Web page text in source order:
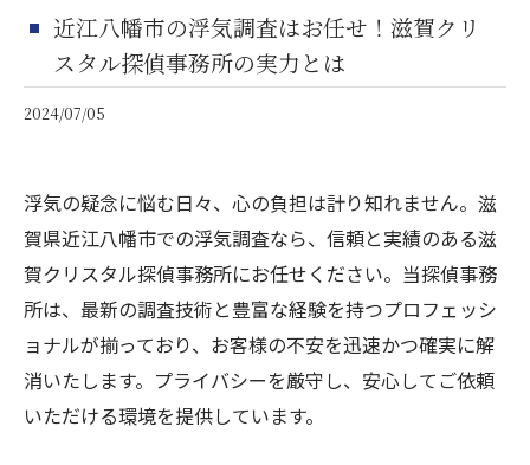
近江八幡市の浮気調査はお任せ！滋賀クリ
スタル探偵事務所の実力とは
2024/07/05
浮気の疑念に悩む日々、心の負担は計り知れません。滋
賀県近江八幡市での浮気調査なら、信頼と実績のある滋
賀クリスタル探偵事務所にお任せください。当探偵事務
所は、最新の調査技術と豊富な経験を持つプロフェッシ
ョナルが揃っており、お客様の不安を迅速かつ確実に解
消いたします。プライバシーを厳守し、安心してご依頼
いただける環境を提供しています。